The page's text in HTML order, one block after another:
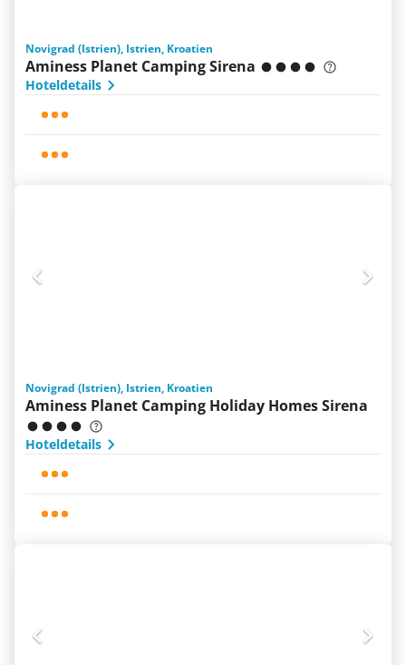
Novigrad (Istrien), Istrien, Kroatien
Aminess Planet Camping Sirena
Hoteldetails
Novigrad (Istrien), Istrien, Kroatien
Aminess Planet Camping Holiday Homes Sirena
Hoteldetails